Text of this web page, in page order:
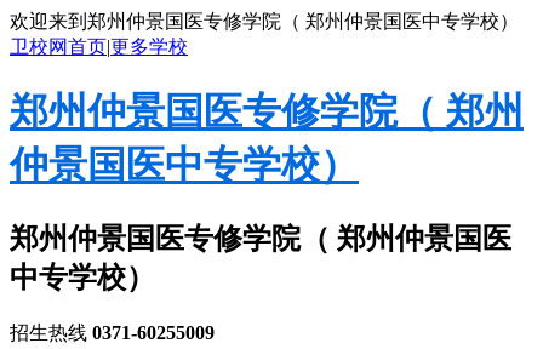
欢迎来到郑州仲景国医专修学院（ 郑州仲景国医中专学校）
卫校网首页|更多学校
郑州仲景国医专修学院（ 郑州
仲景国医中专学校）
郑州仲景国医专修学院（ 郑州仲景国医
中专学校）
招生热线 0371-60255009